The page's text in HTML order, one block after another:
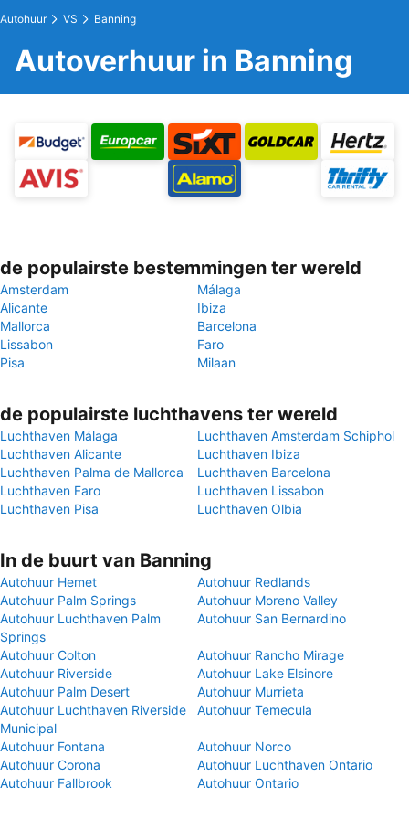
Autohuur VS Banning
Autoverhuur in Banning
de populairste bestemmingen ter wereld
Amsterdam
Málaga
Alicante
Ibiza
Mallorca
Barcelona
Lissabon
Faro
Pisa
Milaan
de populairste luchthavens ter wereld
Luchthaven Málaga
Luchthaven Amsterdam Schiphol
Luchthaven Alicante
Luchthaven Ibiza
Luchthaven Palma de Mallorca
Luchthaven Barcelona
Luchthaven Faro
Luchthaven Lissabon
Luchthaven Pisa
Luchthaven Olbia
In de buurt van Banning
Autohuur Hemet
Autohuur Redlands
Autohuur Palm Springs
Autohuur Moreno Valley
Autohuur Luchthaven Palm
Springs
Autohuur San Bernardino
Autohuur Colton
Autohuur Rancho Mirage
Autohuur Riverside
Autohuur Lake Elsinore
Autohuur Palm Desert
Autohuur Murrieta
Autohuur Luchthaven Riverside
Municipal
Autohuur Temecula
Autohuur Fontana
Autohuur Norco
Autohuur Corona
Autohuur Luchthaven Ontario
Autohuur Fallbrook
Autohuur Ontario